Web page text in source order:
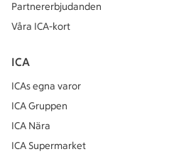
Partnererbjudanden
Våra ICA-kort
ICA
ICAs egna varor
ICA Gruppen
ICA Nära
ICA Supermarket